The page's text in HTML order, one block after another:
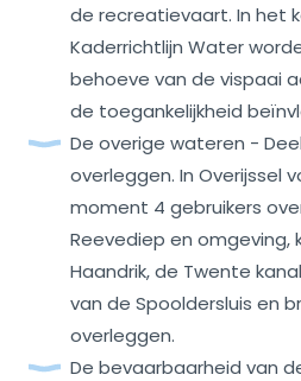
de recreatievaart. In het
Kaderrichtlijn Water
behoeve van de vispaai
de toegankelijkheid
De overige wateren -
overleggen. In Overijssel
moment 4 gebruikers
Reevediep en omgeving,
Haandrik, de Twente
van de Spooldersluis en
overleggen.
De bevaarbaarheid van